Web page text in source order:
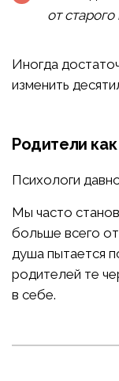
от старого
Иногда
изменить
Родители
Психологи
Мы часто
больше всего
душа пытается
родителей те
в себе.